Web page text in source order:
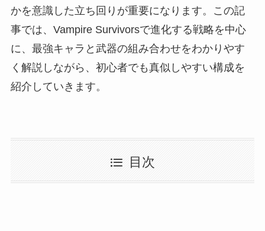
かを意識した立ち回りが重要になります。この記
事では、Vampire Survivorsで進化する戦略を中心
に、最強キャラと武器の組み合わせをわかりやす
く解説しながら、初心者でも真似しやすい構成を
紹介していきます。
目次